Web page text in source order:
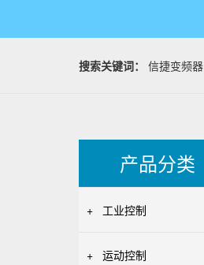
搜索关键词： 信捷变频器
产品分类
+ 工业控制
+ 运动控制